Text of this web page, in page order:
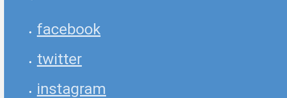
facebook
twitter
instagram